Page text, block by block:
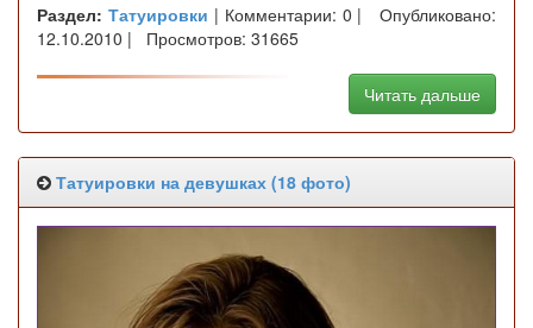
Раздел: Татуировки | Комментарии: 0 | Опубликовано:
12.10.2010 | Просмотров: 31665
Читать дальше
Татуировки на девушках (18 фото)